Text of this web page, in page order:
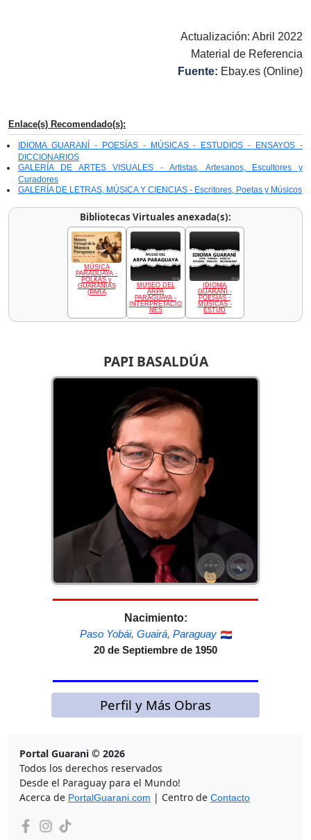
PAPI BASALDÚA
Nacimiento:
Paso Yobái, Guairá, Paraguay
20 de Septiembre de 1950
Perfil y Más Obras
Actualización: Abril 2022
Material de Referencia
Fuente: Ebay.es (Online)
Enlace(s) Recomendado(s):
IDIOMA GUARANÍ - POESÍAS - MÚSICAS - ESTUDIOS - ENSAYOS -
DICCIONARIOS
GALERÍA DE ARTES VISUALES - Artistas, Artesanos, Escultores y
Curadores
GALERÍA DE LETRAS, MÚSICA Y CIENCIAS - Escritores, Poetas y Músicos
Bibliotecas Virtuales anexada(s):
MÚSICA
PARAGUAYA -
POLKAS y
GUARANIAS
(PARA
MUSEO DEL
ARPA
PARAGUAYA -
INTERPRETACIO
NES
IDIOMA
GUARANÍ -
POESÍAS -
MÚSICAS -
ESTUD
Portal Guarani © 2026
Todos los derechos reservados
Desde el Paraguay para el Mundo!
Acerca de PortalGuarani.com | Centro de Contacto